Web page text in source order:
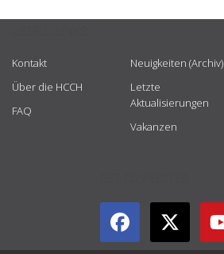
Kontakt
Über die HCCH
FAQ
Neuigkeiten (Archiv)
Letzte
Aktualisierungen
Vakanzen